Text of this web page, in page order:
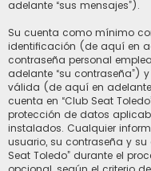
adelante “sus mensajes”).
Su cuenta como mínimo
identificación (de aquí en
contraseña personal
adelante “su contraseña”)
válida (de aquí en
cuenta en “Club Seat
protección de datos
instalados. Cualquier
usuario, su contraseña y
Seat Toledo” durante el